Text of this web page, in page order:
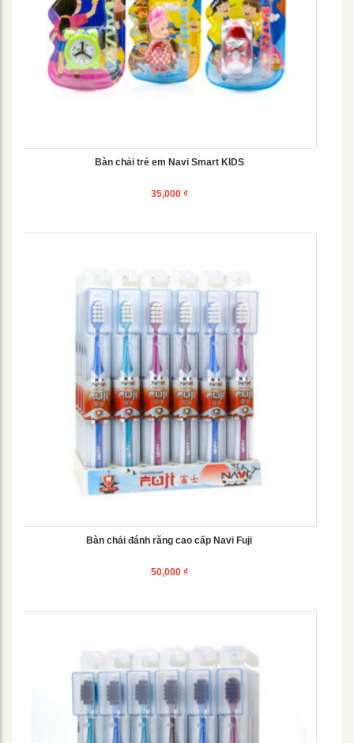
Bàn chải trẻ em Navi Smart KIDS
35,000 ₫
Bàn chải đánh răng cao cấp Navi Fuji
50,000 ₫